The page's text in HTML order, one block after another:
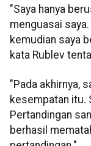
"Saya hanya
menguasai
kemudian saya
kata Rublev
"Pada akhirnya,
kesempatan itu.
Pertandingan
berhasil